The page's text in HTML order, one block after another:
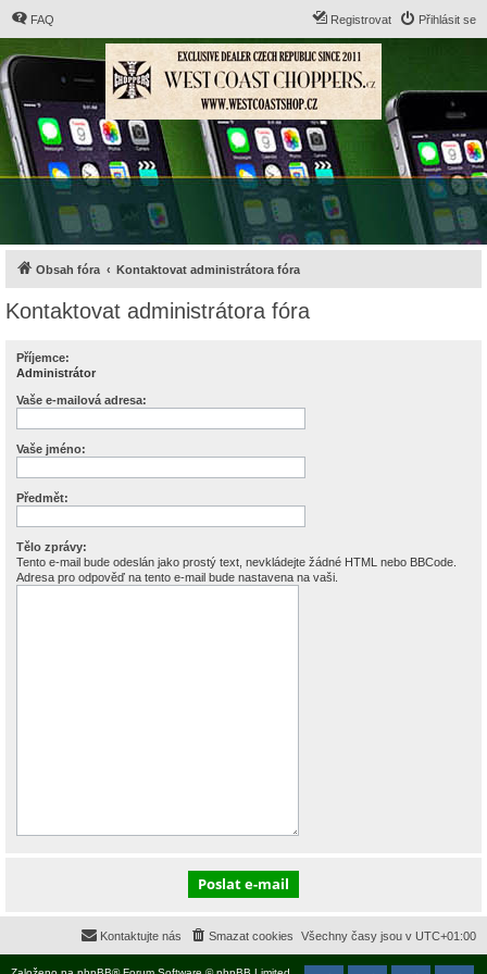
FAQ Přihlásit se
Registrovat
Obsah fóra Kontaktovat administrátora fóra
Kontaktovat administrátora fóra
Příjemce:
Administrátor
Vaše e-mailová adresa:
Vaše jméno:
Předmět:
Tělo zprávy:
Tento e-mail bude odeslán jako prostý text, nevkládejte žádné HTML nebo BBCode.
Adresa pro odpověď na tento e-mail bude nastavena na vaši.
Všechny časy jsou v UTC+01:00
Smazat cookies
Kontaktujte nás